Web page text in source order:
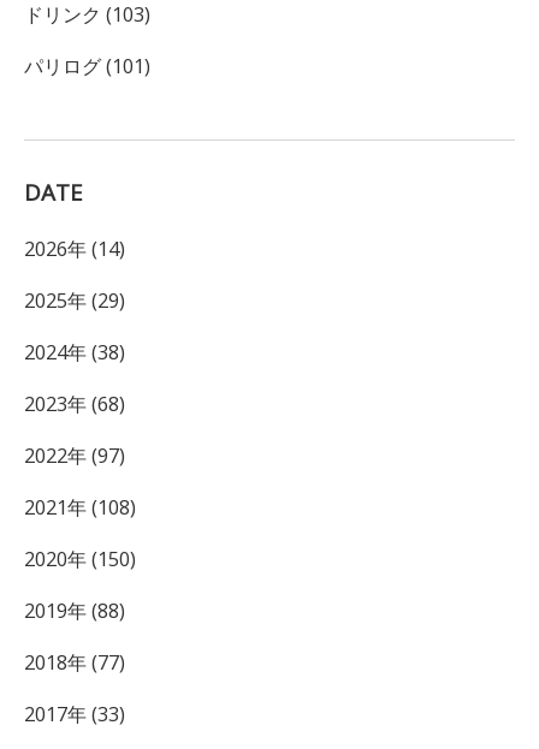
ドリンク (103)
パリログ (101)
DATE
2026年 (14)
2025年 (29)
2024年 (38)
2023年 (68)
2022年 (97)
2021年 (108)
2020年 (150)
2019年 (88)
2018年 (77)
2017年 (33)